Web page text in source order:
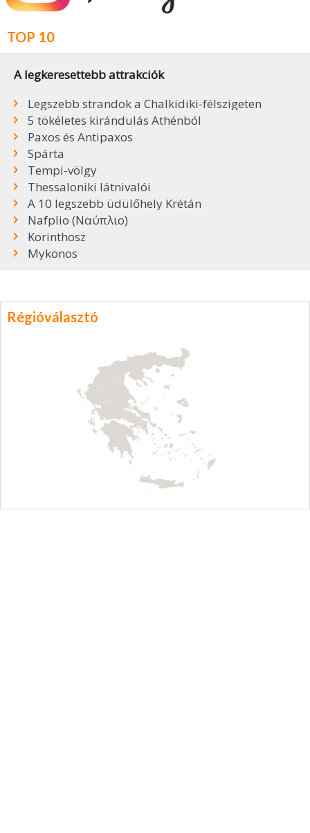
TOP 10
A legkeresettebb attrakciók
Legszebb strandok a Chalkidiki-félszigeten
5 tökéletes kirándulás Athénból
Paxos és Antipaxos
Spárta
Tempi-völgy
Thessaloniki látnivalói
A 10 legszebb üdülőhely Krétán
Nafplio (Ναύπλιο)
Korinthosz
Mykonos
Régióválasztó